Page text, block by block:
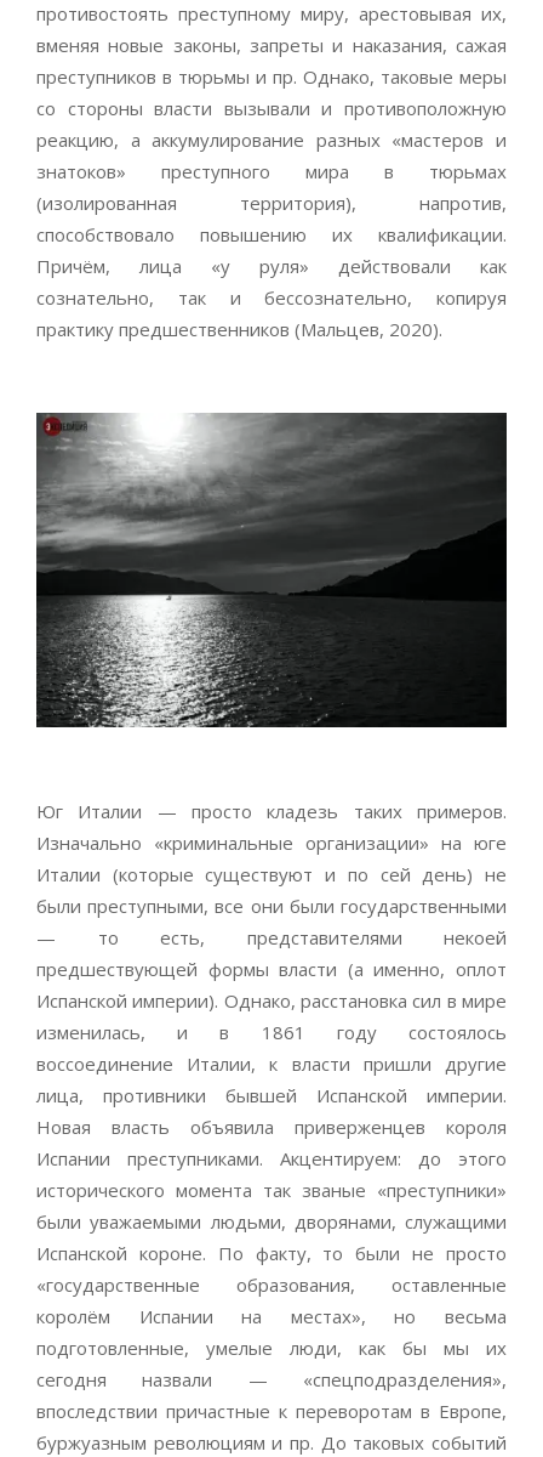
противостоять преступному миру, арестовывая их,
вменяя новые законы, запреты и наказания, сажая
преступников в тюрьмы и пр. Однако, таковые меры
со стороны власти вызывали и противоположную
реакцию, а аккумулирование разных «мастеров и
знатоков» преступного мира в тюрьмах
(изолированная территория), напротив,
способствовало повышению их квалификации.
Причём, лица «у руля» действовали как
сознательно, так и бессознательно, копируя
практику предшественников (Мальцев, 2020).
Юг Италии — просто кладезь таких примеров.
Изначально «криминальные организации» на юге
Италии (которые существуют и по сей день) не
были преступными, все они были государственными
— то есть, представителями некоей
предшествующей формы власти (а именно, оплот
Испанской империи). Однако, расстановка сил в мире
изменилась, и в 1861 году состоялось
воссоединение Италии, к власти пришли другие
лица, противники бывшей Испанской империи.
Новая власть объявила приверженцев короля
Испании преступниками. Акцентируем: до этого
исторического момента так званые «преступники»
были уважаемыми людьми, дворянами, служащими
Испанской короне. По факту, то были не просто
«государственные образования, оставленные
королём Испании на местах», но весьма
подготовленные, умелые люди, как бы мы их
сегодня назвали — «спецподразделения»,
впоследствии причастные к переворотам в Европе,
буржуазным революциям и пр. До таковых событий